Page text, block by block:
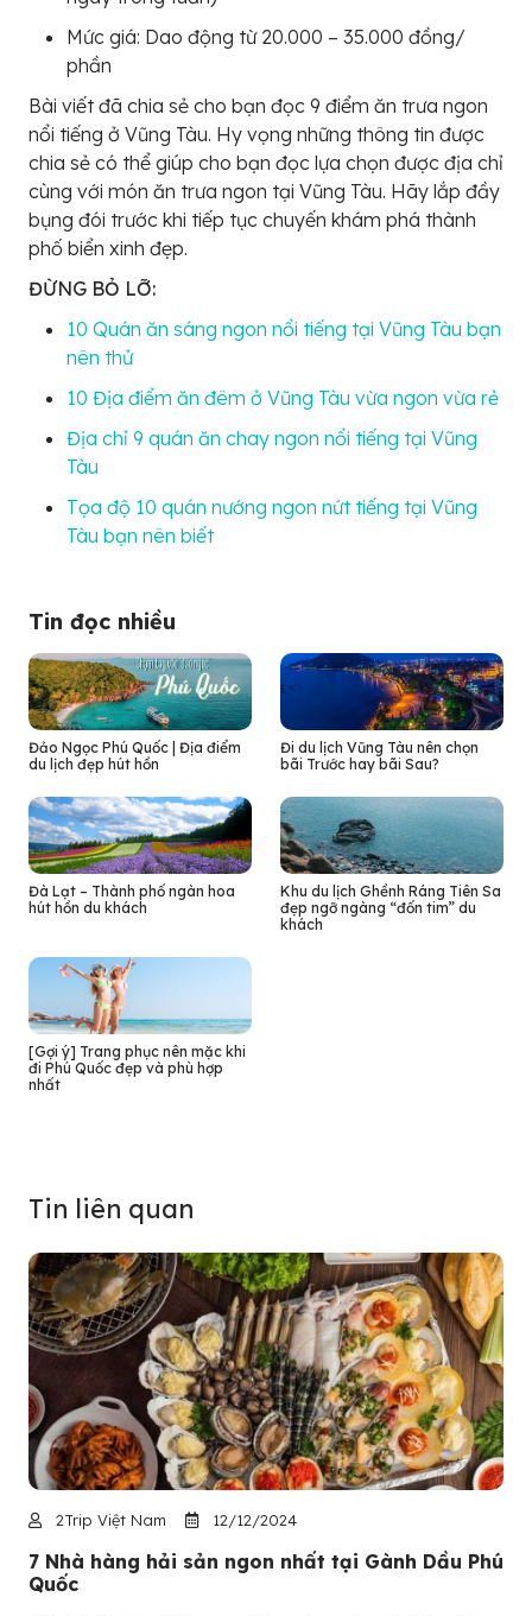
Mức giá: Dao động từ 20.000 – 35.000 đồng/
phần
Bài viết đã chia sẻ cho bạn đọc 9 điểm ăn trưa ngon
nổi tiếng ở Vũng Tàu. Hy vọng những thông tin được
chia sẻ có thể giúp cho bạn đọc lựa chọn được địa chỉ
cùng với món ăn trưa ngon tại Vũng Tàu. Hãy lắp đầy
bụng đói trước khi tiếp tục chuyến khám phá thành
phố biển xinh đẹp.
ĐỪNG BỎ LỠ:
10 Quán ăn sáng ngon nổi tiếng tại Vũng Tàu bạn
nên thử
10 Địa điểm ăn đêm ở Vũng Tàu vừa ngon vừa rẻ
Địa chỉ 9 quán ăn chay ngon nổi tiếng tại Vũng
Tàu
Tọa độ 10 quán nướng ngon nứt tiếng tại Vũng
Tàu bạn nên biết
Tin đọc nhiều
Đảo Ngọc Phú Quốc | Địa điểm
du lịch đẹp hút hồn
Đi du lịch Vũng Tàu nên chọn
bãi Trước hay bãi Sau?
Đà Lạt – Thành phố ngàn hoa
hút hồn du khách
Khu du lịch Ghềnh Ráng Tiên Sa
đẹp ngỡ ngàng “đốn tim” du
khách
[Gợi ý] Trang phục nên mặc khi
đi Phú Quốc đẹp và phù hợp
nhất
Tin liên quan
2Trip Việt Nam 12/12/2024
7 Nhà hàng hải sản ngon nhất tại Gành Dầu Phú
Quốc